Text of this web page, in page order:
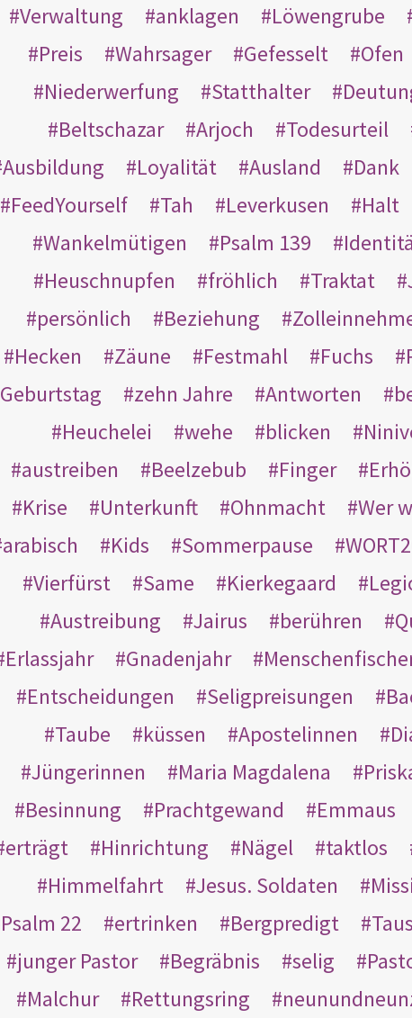
Verwaltung
anklagen Löwengrube
Preis
Wahrsager Gefesselt Ofen
Niederwerfung
Statthalter
Beltschazar
Arjoch Todesurteil
Ausbildung
Loyalität Ausland Dank
FeedYourself
Tah Leverkusen Halt
Wankelmütigen
Psalm 139
Heuschnupfen
fröhlich Traktat
persönlich
Beziehung
Hecken
Zäune Festmahl Fuchs
Geburtstag
zehn Jahre Antworten
Heuchelei
wehe blicken
austreiben
Beelzebub Finger
Krise
Unterkunft Ohnmacht Wer
arabisch
Kids Sommerpause
Vierfürst
Same Kierkegaard
Austreibung
Jairus berühren
Erlassjahr
Gnadenjahr
Entscheidungen
Seligpreisungen
Taube
küssen Apostelinnen
Jüngerinnen
Maria Magdalena
Besinnung
Prachtgewand Emmaus
erträgt
Hinrichtung Nägel taktlos
Himmelfahrt
Jesus. Soldaten
Psalm 22
ertrinken Bergpredigt
junger Pastor
Begräbnis selig
Malchur
Rettungsring